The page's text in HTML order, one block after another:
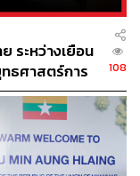
ายรอบ ระบบนี้ถือ
กขึ้นเยอะ และ
นื่อยน้อยลง’ กว่า
วีซ่า
ระหว่างเยือน
ธศาสตร์การ
108